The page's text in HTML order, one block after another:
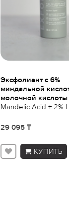
Эксфолиант с 6%
миндальной
молочной кислоты
Mandelic Acid + 2%
29 095 ₸
КУПИТЬ